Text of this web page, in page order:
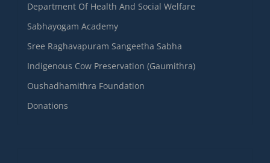
Department Of Health And Social Welfare
Sabhayogam Academy
Sree Raghavapuram Sangeetha Sabha
Indigenous Cow Preservation (Gaumithra)
Oushadhamithra Foundation
Donations